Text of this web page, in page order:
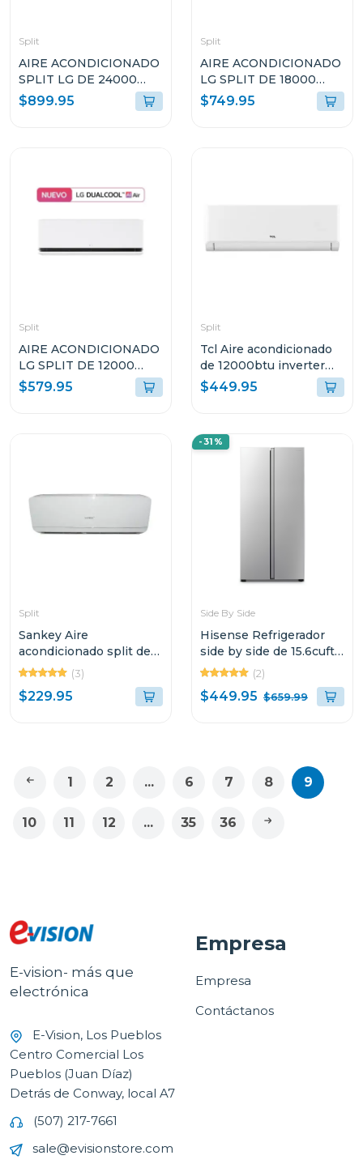
Split
AIRE ACONDICIONADO
SPLIT LG DE 24000
BTU DUALCOOL AI
INVERTER VF242C31
$899.95
Split
AIRE ACONDICIONADO
LG SPLIT DE 18000
BTU DUACOOL AI
INVERTER VF182C31
$749.95
Split
AIRE ACONDICIONADO
LG SPLIT DE 12000
BTU DUAL AI
INVERTER KW
$579.95
Split
Tcl Aire acondicionado
de 12000btu inverter
wi-fi r32 tac12csdi
$449.95
Split
Sankey Aire
acondicionado split de
12000btu inverter id5
(3)
$229.95
-31%
Side By Side
Hisense Refrigerador
side by side de 15.6cuft
inverter
RS3P428NEDA2
(2)
$449.95 $659.99
1 2 ... 6 7 8 9
10 11 12 ... 35 36
E-vision- más que
electrónica
E-Vision, Los Pueblos
Centro Comercial Los
Pueblos (Juan Díaz)
Detrás de Conway, local A7
(507) 217-7661
sale@evisionstore.com
Empresa
Empresa
Contáctanos